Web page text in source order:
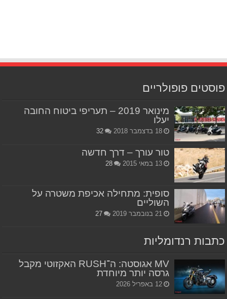
פוסטים פופולריים
מינואר 2019 – תעריפי ביטוח החובה
יעלו
18 בדצמבר 2018 32
טור עורך – דרך חדשה
13 במאי 2015 28
סופית: מתחילה אכיפת משטרה על
השוליים
21 בנובמבר 2019 27
כתבות רנדומליות
MV אגוסטה: ה־RUSH האקזוטי מקבל
גרסה יותר מיוחדת
12 באפריל 2026